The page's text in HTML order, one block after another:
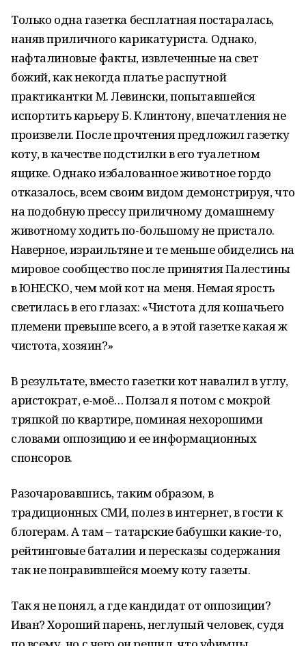
Только одна газетка бесплатная постаралась,
наняв приличного карикатуриста. Однако,
нафталиновые факты, извлеченные на свет
божий, как некогда платье распутной
практикантки М. Левински, попытавшейся
испортить карьеру Б. Клинтону, впечатления не
произвели. После прочтения предложил газетку
коту, в качестве подстилки в его туалетном
ящике. Однако избалованное животное гордо
отказалось, всем своим видом демонстрируя, что
на подобную прессу приличному домашнему
животному ходить по-большому не пристало.
Наверное, израильтяне и те меньше обиделись на
мировое сообщество после принятия Палестины
в ЮНЕСКО, чем мой кот на меня. Немая ярость
светилась в его глазах: «Чистота для кошачьего
племени превыше всего, а в этой газетке какая ж
чистота, хозяин?»
В результате, вместо газетки кот навалил в углу,
аристократ, е-моё… Ползал я потом с мокрой
тряпкой по квартире, поминая нехорошими
словами оппозицию и ее информационных
спонсоров.
Разочаровавшись, таким образом, в
традиционных СМИ, полез в интернет, в гости к
блогерам. А там – татарские бабушки какие-то,
рейтинговые баталии и пересказы содержания
так не понравившейся моему коту газеты.
Так я не понял, а где кандидат от оппозиции?
Иван? Хороший парень, неглупый человек, судя